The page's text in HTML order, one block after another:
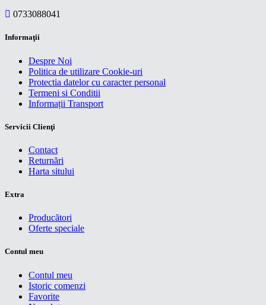
0733088041
Informaţii
Despre Noi
Politica de utilizare Cookie-uri
Protectia datelor cu caracter personal
Termeni si Conditii
Informații Transport
Servicii Clienţi
Contact
Returnări
Harta sitului
Extra
Producători
Oferte speciale
Contul meu
Contul meu
Istoric comenzi
Favorite